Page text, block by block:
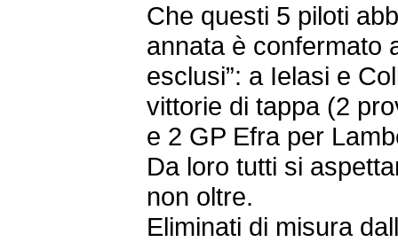
Che questi 5 piloti
annata è confermato
esclusi”: a Ielasi e
vittorie di tappa (2
e 2 GP Efra per
Da loro tutti si
non oltre.
Eliminati di misura